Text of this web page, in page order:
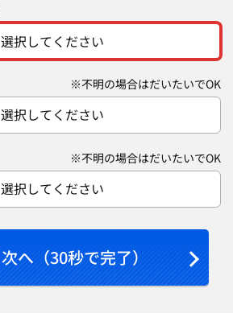
選択してください
※不明の場合はだいたいでOK
選択してください
※不明の場合はだいたいでOK
選択してください
次へ（30秒で完了）